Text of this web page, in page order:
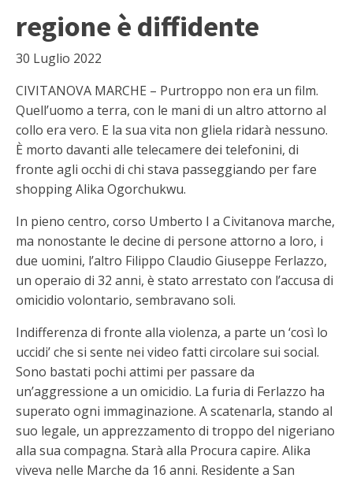
regione è diffidente
30 Luglio 2022
CIVITANOVA MARCHE – Purtroppo non era un film.
Quell’uomo a terra, con le mani di un altro attorno al
collo era vero. E la sua vita non gliela ridarà nessuno.
È morto davanti alle telecamere dei telefonini, di
fronte agli occhi di chi stava passeggiando per fare
shopping Alika Ogorchukwu.
In pieno centro, corso Umberto I a Civitanova marche,
ma nonostante le decine di persone attorno a loro, i
due uomini, l’altro Filippo Claudio Giuseppe Ferlazzo,
un operaio di 32 anni, è stato arrestato con l’accusa di
omicidio volontario, sembravano soli.
Indifferenza di fronte alla violenza, a parte un ‘così lo
uccidi’ che si sente nei video fatti circolare sui social.
Sono bastati pochi attimi per passare da
un’aggressione a un omicidio. La furia di Ferlazzo ha
superato ogni immaginazione. A scatenarla, stando al
suo legale, un apprezzamento di troppo del nigeriano
alla sua compagna. Starà alla Procura capire. Alika
viveva nelle Marche da 16 anni. Residente a San